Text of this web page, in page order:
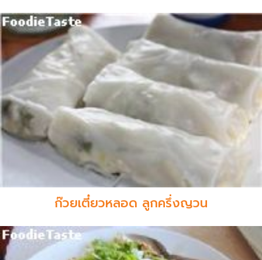
ก๊วยเตี๋ยวหลอด ลูกครึ่งญวน